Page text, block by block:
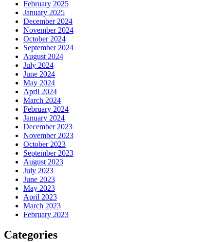
February 2025
January 2025
December 2024
November 2024
October 2024
September 2024
August 2024
July 2024
June 2024
May 2024
April 2024
March 2024
February 2024
January 2024
December 2023
November 2023
October 2023
September 2023
August 2023
July 2023
June 2023
May 2023
April 2023
March 2023
February 2023
Categories